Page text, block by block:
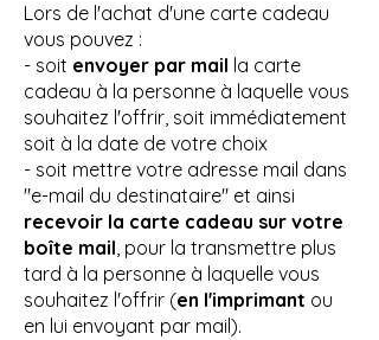
Lors de l'achat d'une carte cadeau
vous pouvez :
- soit envoyer par mail la carte
cadeau à la personne à laquelle vous
souhaitez l'offrir, soit immédiatement
soit à la date de votre choix
- soit mettre votre adresse mail dans
"e-mail du destinataire" et ainsi
recevoir la carte cadeau sur votre
boîte mail, pour la transmettre plus
tard à la personne à laquelle vous
souhaitez l'offrir (en l'imprimant ou
en lui envoyant par mail).